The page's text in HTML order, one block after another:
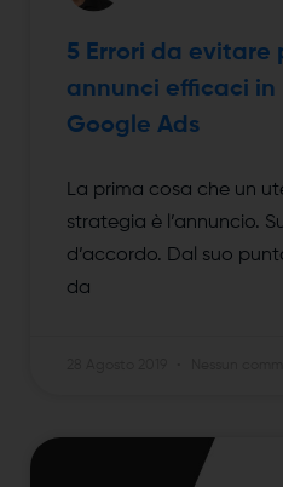
5 Errori da evitare
annunci efficaci in
Google Ads
La prima cosa che un
strategia è l’annuncio.
d’accordo. Dal suo
da